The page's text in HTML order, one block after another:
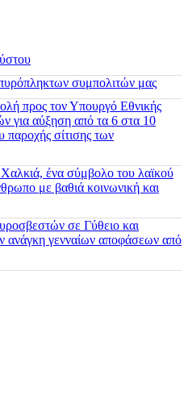
συμπολιτών μας
προς τον Υπουργό Εθνικής
για αύξηση από τα 6 στα 10
παροχής σίτισης των
ένα σύμβολο του λαϊκού
με βαθιά κοινωνική και
σε Γύθειο και
ανάγκη γενναίων αποφάσεων από